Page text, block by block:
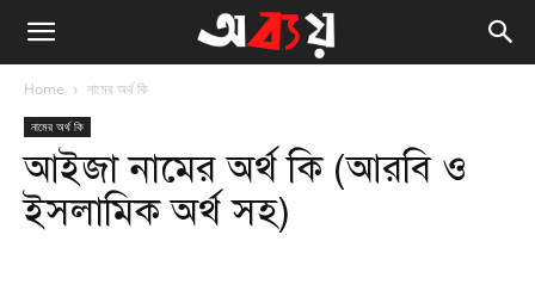
Home নামের অর্থ কি
নামের অর্থ কি
আইজা নামের অর্থ কি (আরবি ও
ইসলামিক অর্থ সহ)